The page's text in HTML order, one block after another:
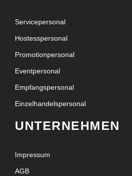
Servicepersonal
Hostesspersonal
Promotionpersonal
Eventpersonal
Empfangspersonal
Einzelhandelspersonal
UNTERNEHMEN
Impressum
AGB